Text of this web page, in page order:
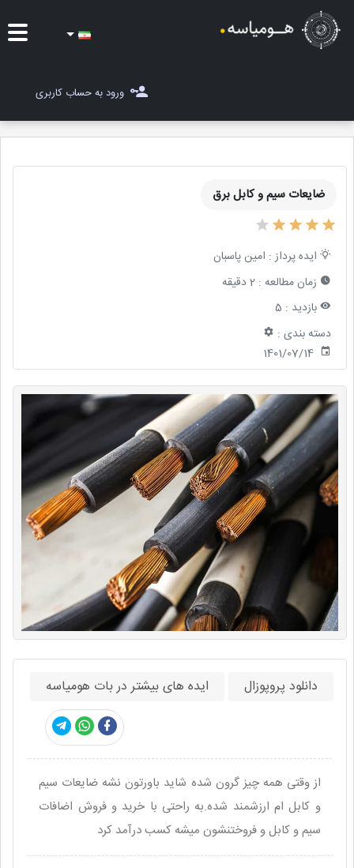
مجله هومیاسه
ورود به حساب کاربری
ضایعات سیم و کابل برق
ایده پرداز : امین پاسبان
زمان مطالعه :2 دقیقه
بازدید : 5
دسته بندی :
1401/07/14
دانلود پروپوزال ایده های بیشتر در بات هومیاسه
از وقتی همه چیز گرون شده شاید باورتون نشه ضایعات سیم
و کابل ام ارزشمند شده.به راحتی با خرید و فروش اضافات
سیم و کابل و فروختنشون میشه کسب درآمد کرد